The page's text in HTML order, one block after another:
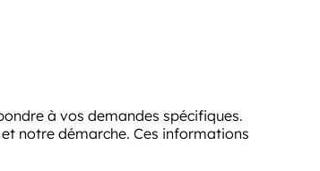
à vos demandes spécifiques.
notre démarche. Ces informations